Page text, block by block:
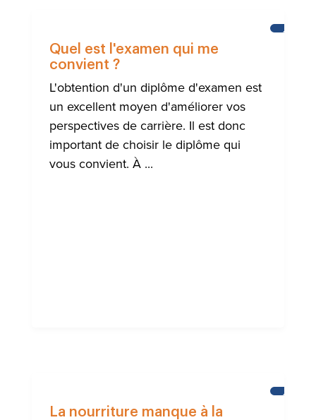
Quel est l'examen qui me
convient ?
L'obtention d'un diplôme d'examen est
un excellent moyen d'améliorer vos
perspectives de carrière. Il est donc
important de choisir le diplôme qui
vous convient. À ...
AIDE
La nourriture manque à la